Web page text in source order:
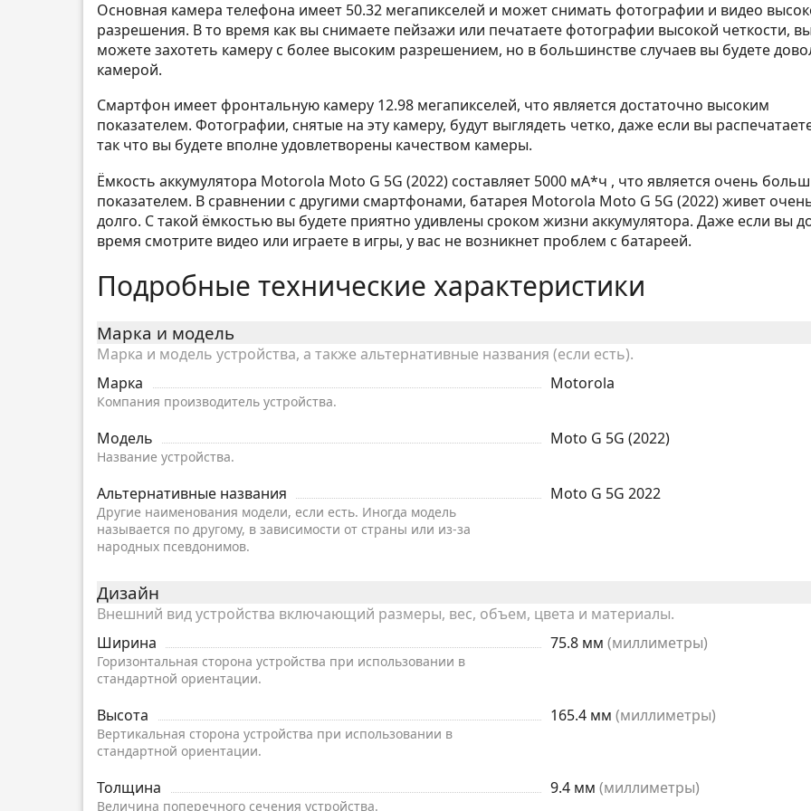
Основная камера телефона имеет 50.32 мегапикселей и может снимать фотографии и видео
разрешения. В то время как вы снимаете пейзажи или печатаете фотографии высокой четкости,
можете захотеть камеру с более высоким разрешением, но в большинстве случаев вы будете
камерой.
Смартфон имеет фронтальную камеру 12.98 мегапикселей, что является достаточно высоким
показателем. Фотографии, снятые на эту камеру, будут выглядеть четко, даже если вы
так что вы будете вполне удовлетворены качеством камеры.
Ёмкость аккумулятора Motorola Moto G 5G (2022) составляет 5000 мА*ч , что является очень
показателем. В сравнении с другими смартфонами, батарея Motorola Moto G 5G (2022) живет
долго. С такой ёмкостью вы будете приятно удивлены сроком жизни аккумулятора. Даже если вы
время смотрите видео или играете в игры, у вас не возникнет проблем с батареей.
Подробные технические характеристики
Марка и модель
Марка и модель устройства, а также альтернативные названия (если есть).
Марка
Компания производитель устройства.
Motorola
Модель
Название устройства.
Moto G 5G (2022)
Альтернативные названия
Другие наименования модели, если есть. Иногда модель
называется по другому, в зависимости от страны или из-за
народных псевдонимов.
Moto G 5G 2022
Дизайн
Внешний вид устройства включающий размеры, вес, объем, цвета и материалы.
Ширина
Горизонтальная сторона устройства при использовании в
стандартной ориентации.
75.8 мм (миллиметры)
Высота
Вертикальная сторона устройства при использовании в
стандартной ориентации.
165.4 мм (миллиметры)
Толщина
Величина поперечного сечения устройства.
9.4 мм (миллиметры)